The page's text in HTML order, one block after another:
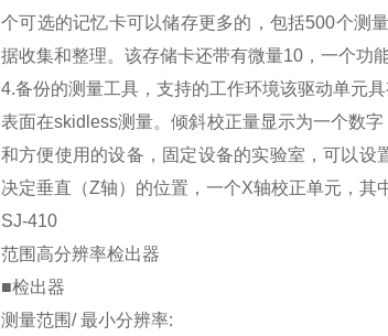
个可选的记忆卡可以储存更多的，包括500个测
据收集和整理。该存储卡还带有微量10，一个功
4.备份的测量工具，支持的工作环境该驱动单元
表面在skidless测量。倾斜校正量显示为一个数
和方便使用的设备，固定设备的实验室，可以
决定垂直（Z轴）的位置，一个X轴校正单元，其
SJ-410
范围高分辨率检出器
■检出器
测量范围/ 最小分辨率: